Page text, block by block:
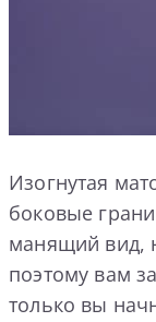
Изогнутая
боковые
манящий вид,
поэтому вам
только вы